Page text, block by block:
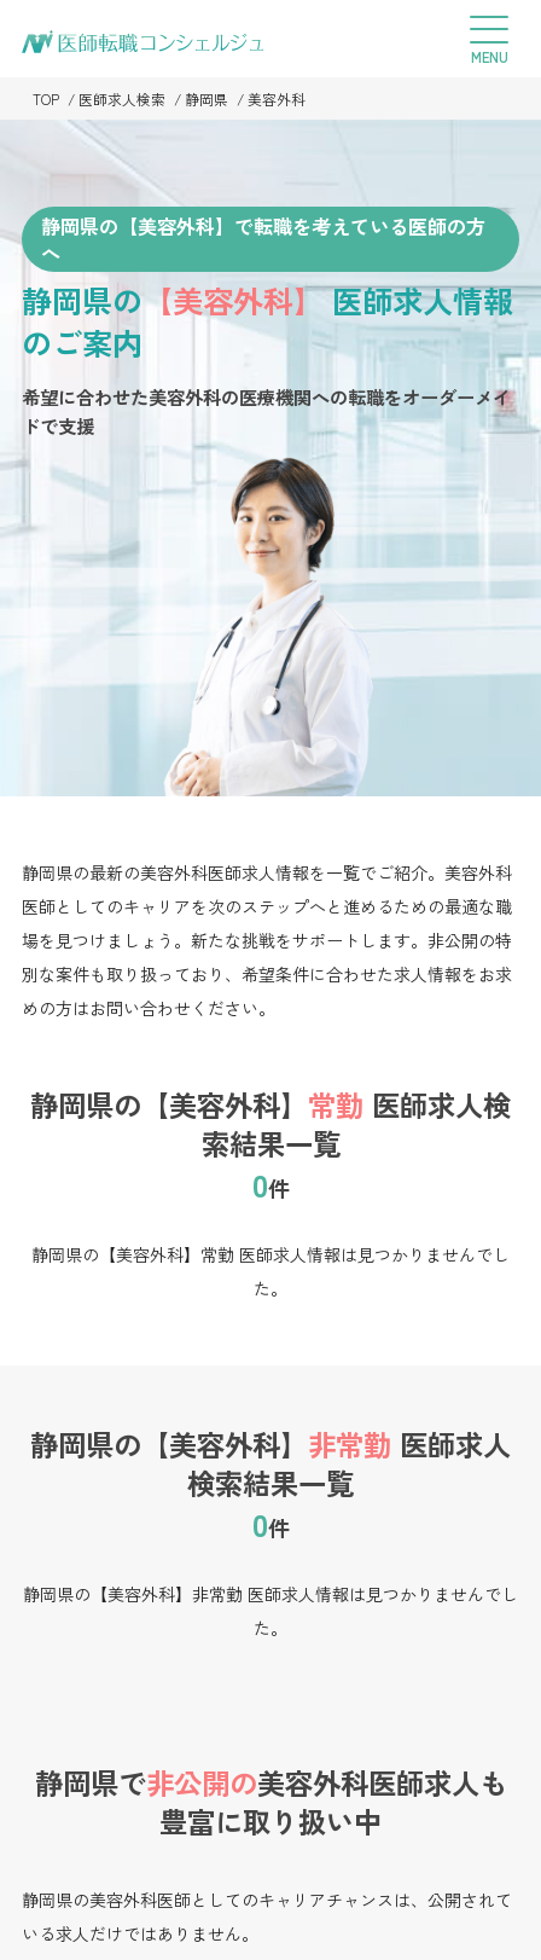
TOP 医師求人検索 静岡県 美容外科
静岡県の【美容外科】で転職を考えている医師の方
へ
静岡県の【美容外科】医師求人情報
のご案内
希望に合わせた美容外科の医療機関への転職をオーダーメイ
ドで支援
静岡県の最新の美容外科医師求人情報を一覧でご紹介。美容外科
医師としてのキャリアを次のステップへと進めるための最適な職
場を見つけましょう。新たな挑戦をサポートします。非公開の特
別な案件も取り扱っており、希望条件に合わせた求人情報をお求
めの方はお問い合わせください。
静岡県の【美容外科】 常勤 医師求人検
索結果一覧
0件
静岡県の【美容外科】常勤 医師求人情報は見つかりませんでし
た。
静岡県の【美容外科】 非常勤 医師求人
検索結果一覧
0件
静岡県の【美容外科】非常勤 医師求人情報は見つかりませんでし
た。
静岡県で非公開の美容外科医師求人も
豊富に取り扱い中
静岡県の美容外科医師としてのキャリアチャンスは、公開されて
いる求人だけではありません。